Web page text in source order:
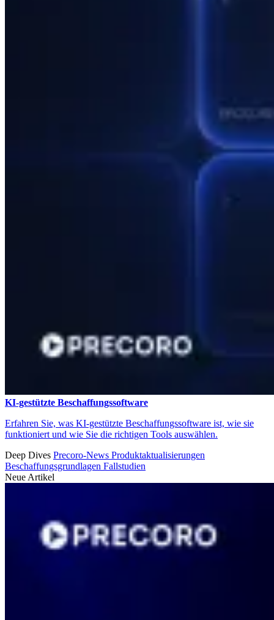
KI-gestützte Beschaffungssoftware
Erfahren Sie, was KI-gestützte Beschaffungssoftware ist, wie sie
funktioniert und wie Sie die richtigen Tools auswählen.
Deep Dives Precoro-News Produktaktualisierungen
Beschaffungsgrundlagen Fallstudien
Neue Artikel